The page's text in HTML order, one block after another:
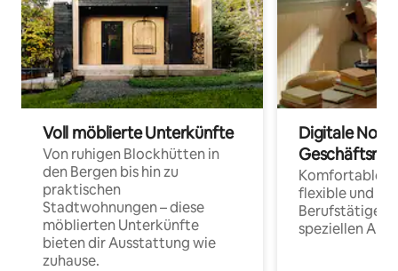
Voll möblierte Unterkünfte
Von ruhigen Blockhütten in
den Bergen bis hin zu
praktischen
Stadtwohnungen – diese
möblierten Unterkünfte
bieten dir Ausstattung wie
zuhause.
Digitale
Komfortable
flexible und
Berufstätige
speziellen